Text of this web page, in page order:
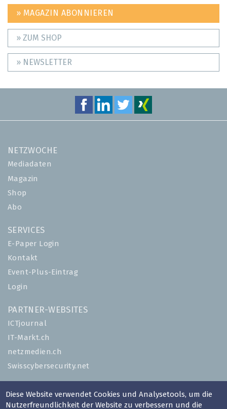
» MAGAZIN ABONNIEREN
» ZUM SHOP
» NEWSLETTER
NETZWOCHE
Mediadaten
Magazin
Shop
Abo
SERVICES
E-Paper Login
Kontakt
Event-Plus-Eintrag
Login
PARTNER-WEBSITES
ICTjournal
IT-Markt.ch
netzmedien.ch
Swisscybersecurity.net
© NETZMEDIEN AG 2026
Impressum
Diese Website verwendet Cookies und Analysetools, um die
Nutzerfreundlichkeit der Website zu verbessern und die